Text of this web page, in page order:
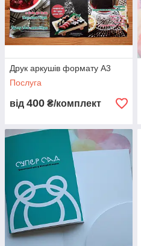
Друк аркушів формату А3
Послуга
від 400 ₴/комплект